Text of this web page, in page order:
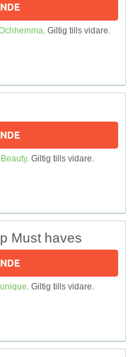
. Giltig tills vidare.
. Giltig tills vidare.
Must haves
. Giltig tills vidare.